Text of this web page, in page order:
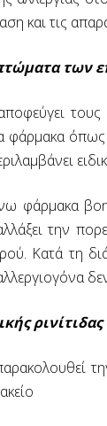
και τις
των
τους
όπως
φάρμακα
την
Κατά τη